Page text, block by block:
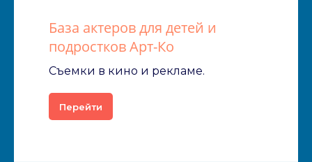
База актеров для детей и
подростков Арт-Ко
Съемки в кино и рекламе.
Перейти